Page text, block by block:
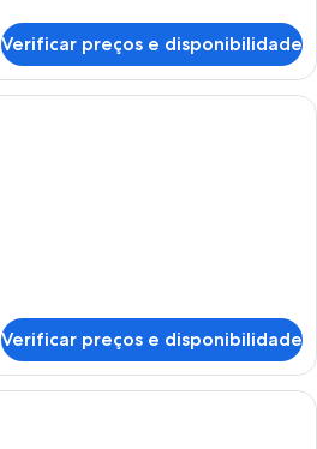
Verificar preços e disponibilidade
Quarto de hotel com uma cama
Verificar preços e disponibilidade
Uma cozinha moderna com área de